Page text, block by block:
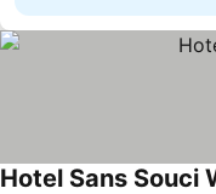
Hotel Sans Souci